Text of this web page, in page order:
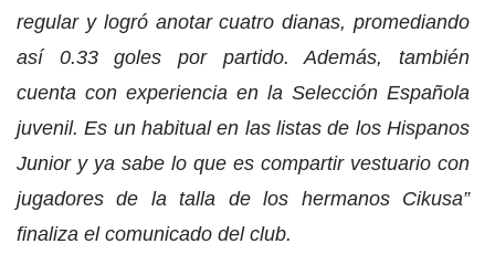
regular y logró anotar cuatro dianas, promediando
así 0.33 goles por partido. Además, también
cuenta con experiencia en la Selección Española
juvenil. Es un habitual en las listas de los Hispanos
Junior y ya sabe lo que es compartir vestuario con
jugadores de la talla de los hermanos Cikusa”
finaliza el comunicado del club.